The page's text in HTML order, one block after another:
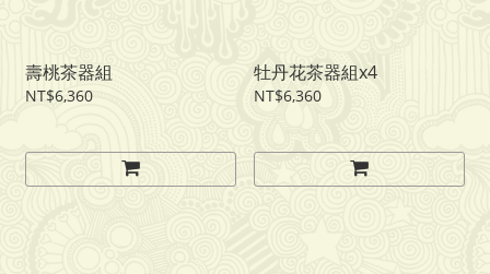
壽桃茶器組
NT$6,360
牡丹花茶器組x4
NT$6,360